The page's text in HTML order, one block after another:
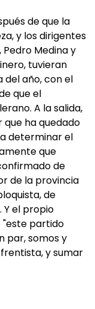
de que la
y los dirigentes
Pedro Medina y
tuvieran
del año, con el
que el
A la salida,
que ha quedado
determinar el
que
de
de la provincia
de
Y el propio
"este partido
par, somos y
y sumar